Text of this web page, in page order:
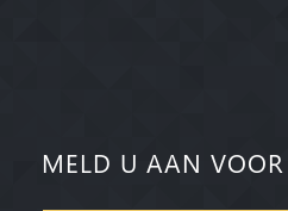
MELD U AAN